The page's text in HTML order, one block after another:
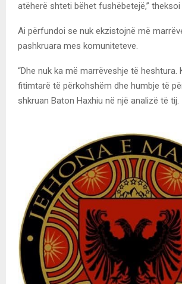
atëherë shteti bëhet fushëbetejë,” theksoi
Ai përfundoi se nuk ekzistojnë më
pashkruara mes komuniteteve.
“Dhe nuk ka më marrëveshje të heshtura.
fitimtarë të përkohshëm dhe humbje të
shkruan Baton Haxhiu në një analizë të tij.